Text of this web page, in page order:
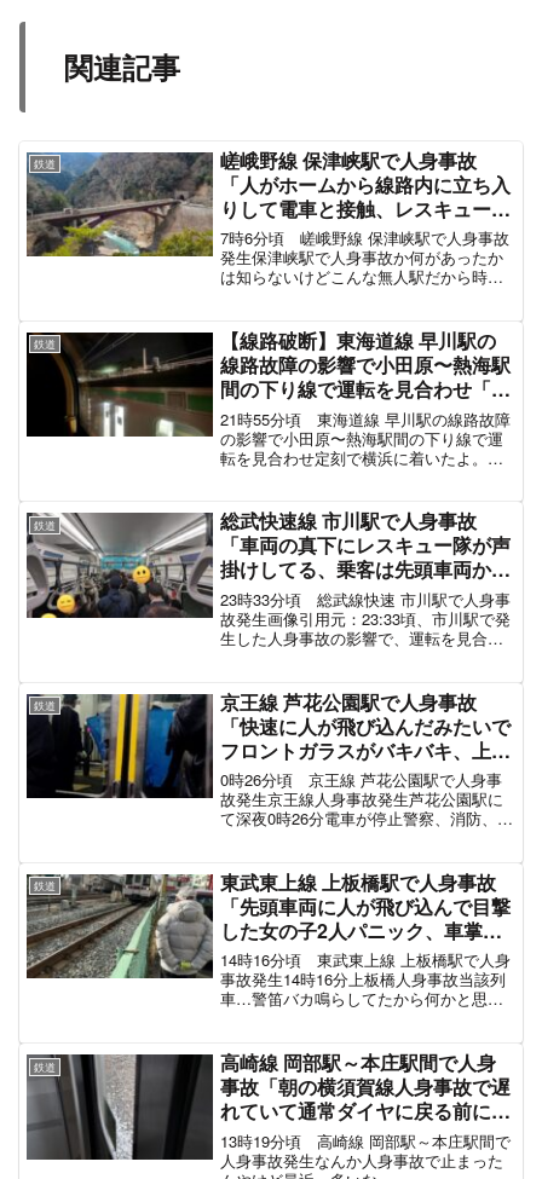
関連記事
鉄道
嵯峨野線 保津峡駅で人身事故
「人がホームから線路内に立ち入
りして電車と接触、レスキューが
負傷者を運んでた」電車遅延 #嵯
峨野線 1月6日
7時6分頃 嵯峨野線 保津峡駅で人身事故
発生保津峡駅で人身事故か何があったか
は知らないけどこんな無人駅だから時間
@SES副業駆け出しエンジニア
(@SE_O_T...
鉄道
【線路破断】東海道線 早川駅の
線路故障の影響で小田原〜熱海駅
間の下り線で運転を見合わせ「レ
ールが折れた経緯が分からない、
静岡方面のひと多分このまま帰れ
ませんとJR駅員さんから非情な
遅延12月20日
21時55分頃 東海道線 早川駅の線路故障
の影響で小田原〜熱海駅間の下り線で運
転を見合わせ定刻で横浜に着いたよ。東
pic.twitter.com/60BxBqpTSk— ちゃな (...
鉄道
総武快速線 市川駅で人身事故
「車両の真下にレスキュー隊が声
掛けしてる、乗客は先頭車両から
降車」中央総武線各停や横須賀線
も巻き込まれ電車遅延 #中央線 #
総武線 12月12日
23時33分頃 総武線快速 市川駅で人身事
故発生画像引用元：23:33頃、市川駅で発
生した人身事故の影響で、運転を見合わ
られて、運転再開した千葉方面の各駅停
車に乗り換え...
鉄道
京王線 芦花公園駅で人身事故
「快速に人が飛び込んだみたいで
フロントガラスがバキバキ、上半
身のパーツが外に落ちてる」電車
遅延 #京王線人身事故 12月30日
0時26分頃 京王線 芦花公園駅で人身事
故発生京王線人身事故発生芦花公園駅に
て深夜0時26分電車が停止警察、消防、駅
pic.twitter.com/Jsz0vsCxx5—...
鉄道
東武東上線 上板橋駅で人身事故
「先頭車両に人が飛び込んで目撃
した女の子2人パニック、車掌さ
んが動揺してて泣きそう」5時間
ぶり本日2回目 電車遅延 #東上線
1月24日
14時16分頃 東武東上線 上板橋駅で人身
事故発生14時16分上板橋人身事故当該列
車…警笛バカ鳴らしてたから何かと思っ
(@ssssbbbbii) Ja...
鉄道
高崎線 岡部駅～本庄駅間で人身
事故「朝の横須賀線人身事故で遅
れていて通常ダイヤに戻る前に災
難、踏切近くに警察が来てる」湘
南新宿ラインも巻き込まれ電車遅
13時19分頃 高崎線 岡部駅～本庄駅間で
人身事故発生なんか人身事故で止まった